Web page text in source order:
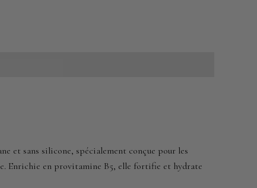
et sans silicone, spécialement conçue pour les
Enrichie en provitamine B5, elle fortifie et hydrate